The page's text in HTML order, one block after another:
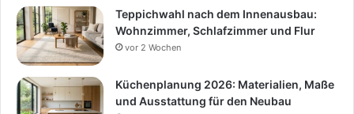
Teppichwahl nach dem Innenausbau:
Wohnzimmer, Schlafzimmer und Flur
vor 2 Wochen
Küchenplanung 2026: Materialien, Maße
und Ausstattung für den Neubau